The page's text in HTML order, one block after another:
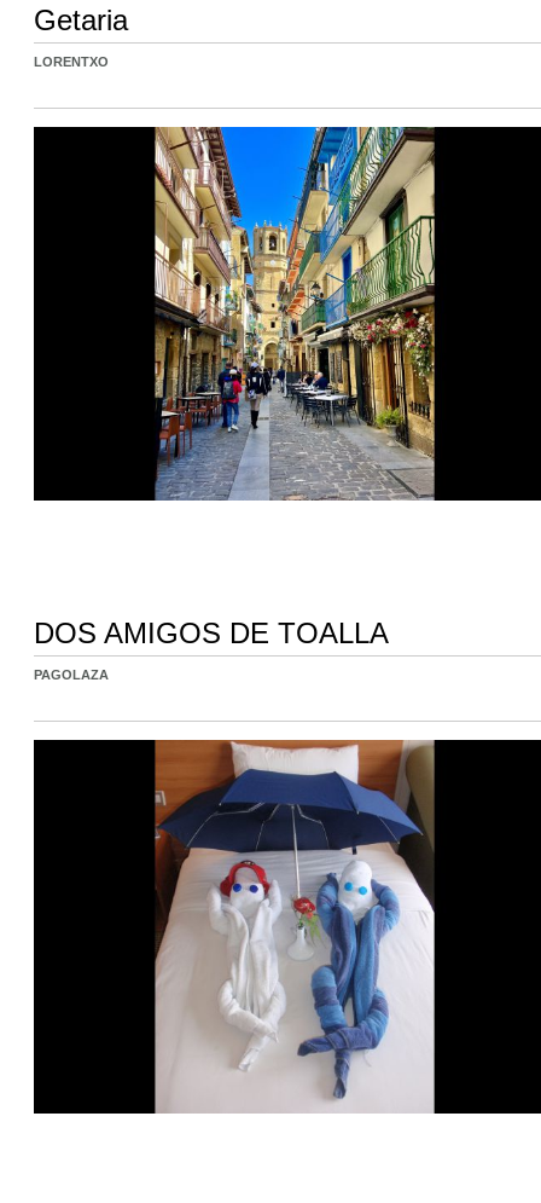
Getaria
LORENTXO
DOS AMIGOS DE TOALLA
PAGOLAZA